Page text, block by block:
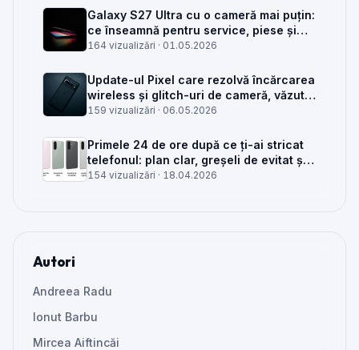
Galaxy S27 Ultra cu o cameră mai puțin:
ce înseamnă pentru service, piese și
client
164 vizualizări · 01.05.2026
Update-ul Pixel care rezolvă încărcarea
wireless și glitch-uri de cameră, văzut
din service
159 vizualizări · 06.05.2026
Primele 24 de ore după ce ți-ai stricat
telefonul: plan clar, greșeli de evitat și
când mai merită reparat
154 vizualizări · 18.04.2026
Autori
Andreea Radu
Ionut Barbu
Mircea Aiftincăi